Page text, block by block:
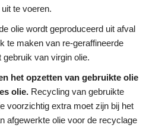
te voeren.
olie wordt geproduceerd uit afval
te maken van re-geraffineerde
van virgin olie.
het opzetten van gebruikte olie
olie. Recycling van gebruikte
voorzichtig extra moet zijn bij het
afgewerkte olie voor de recyclage